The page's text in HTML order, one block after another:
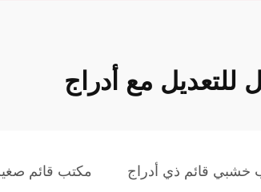
مع أدراج
خشبي قائم ذي أدراج مكتب قائم